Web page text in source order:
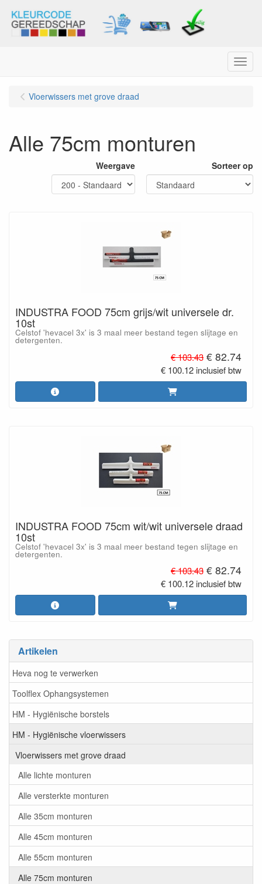
Menu
Artikelen
Heva nog te verwerken
Toolflex Ophangsystemen
HM - Hygiënische borstels
HM - Hygiënische vloerwissers
Vloerwissers met grove draad
Alle lichte monturen
Alle versterkte monturen
Alle 35cm monturen
Alle 45cm monturen
Alle 55cm monturen
Alle 75cm monturen
Vloerwissers met grove draad
Alle 75cm monturen
Weergave Sorteer op
INDUSTRA FOOD 75cm grijs/wit universele dr.
10st
Celstof 'hevacel 3x' is 3 maal meer bestand tegen slijtage en
detergenten.
€ 103.43 € 82.74
€ 100.12 inclusief btw
INDUSTRA FOOD 75cm wit/wit universele draad
10st
Celstof 'hevacel 3x' is 3 maal meer bestand tegen slijtage en
detergenten.
€ 103.43 € 82.74
€ 100.12 inclusief btw